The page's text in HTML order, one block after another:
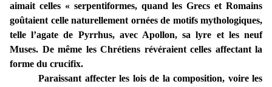
aimait celles « serpentiformes, quand les Grecs et Romains
goûtaient celle naturellement ornées de motifs mythologiques,
telle l’agate de Pyrrhus, avec Apollon, sa lyre et les neuf
Muses. De même les Chrétiens révéraient celles affectant la
forme du crucifix.
Paraissant affecter les lois de la composition, voire les